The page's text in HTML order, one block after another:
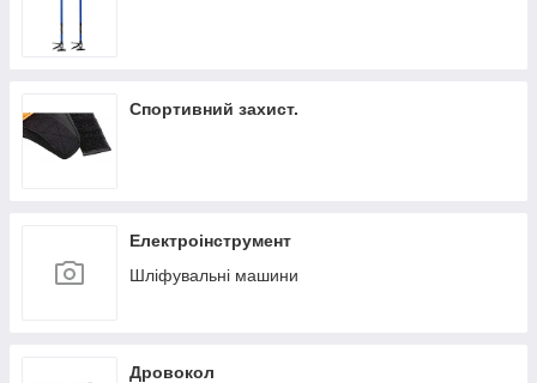
Спортивний захист.
Електроінструмент
Шліфувальні машини
Дровокол